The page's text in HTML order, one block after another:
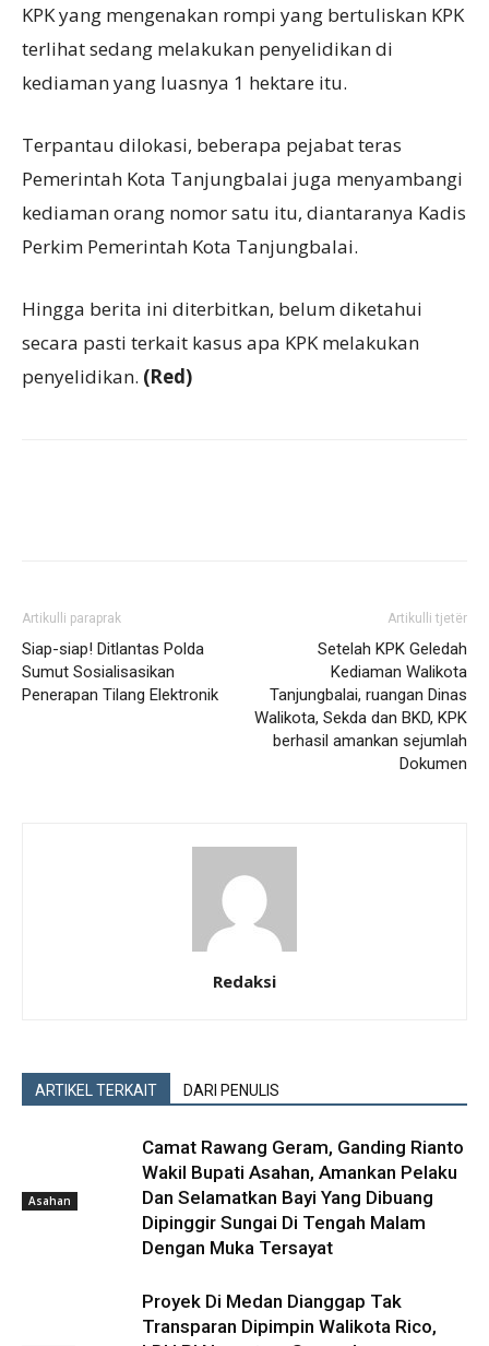
KPK yang mengenakan rompi yang bertuliskan KPK
terlihat sedang melakukan penyelidikan di
kediaman yang luasnya 1 hektare itu.
Terpantau dilokasi, beberapa pejabat teras
Pemerintah Kota Tanjungbalai juga menyambangi
kediaman orang nomor satu itu, diantaranya Kadis
Perkim Pemerintah Kota Tanjungbalai.
Hingga berita ini diterbitkan, belum diketahui
secara pasti terkait kasus apa KPK melakukan
penyelidikan. (Red)
Artikulli paraprak
Siap-siap! Ditlantas Polda
Sumut Sosialisasikan
Penerapan Tilang Elektronik
Artikulli tjetër
Setelah KPK Geledah
Kediaman Walikota
Tanjungbalai, ruangan Dinas
Walikota, Sekda dan BKD, KPK
berhasil amankan sejumlah
Dokumen
Redaksi
ARTIKEL TERKAIT DARI PENULIS
Asahan
Camat Rawang Geram, Ganding Rianto
Wakil Bupati Asahan, Amankan Pelaku
Dan Selamatkan Bayi Yang Dibuang
Dipinggir Sungai Di Tengah Malam
Dengan Muka Tersayat
Proyek Di Medan Dianggap Tak
Transparan Dipimpin Walikota Rico,